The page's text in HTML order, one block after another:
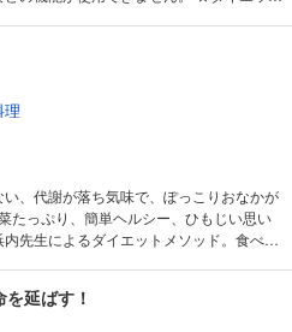
！ 『浜内千波の食べても太らないおか
おかず』から、 読者に人気の高かったメ
加えて完全版にしました。 それぞれのメ
つきなので、納得して作っておいしく食
できます。 太らない定番おかずと組み合
るので、献立にも困りません。 【も
おか
ルキャベツ、ピーマンの肉詰め、餃子、
〉 トンカツ、酢豚、ホイコーロー、しょ
〈牛肉〉 肉じゃが、チンジャオロース
〈鶏肉〉 筑前煮、グリルチキン、トマ
ソテー、ぶりの照り焼き、ぶり大根、え
理
、代謝が落ち気味で、ぽっこりおなかが
っぷり、簡単ヘルシー、ひもじい思い
先生によるダイエットメソッド。食べて
延ばす！